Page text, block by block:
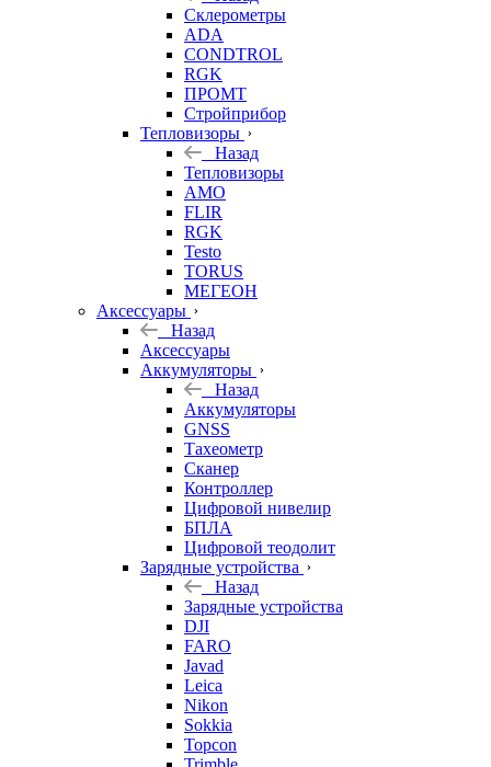
Склерометры
ADA
CONDTROL
RGK
ПРОМТ
Стройприбор
Тепловизоры
Назад
Тепловизоры
AMO
FLIR
RGK
Testo
TORUS
МЕГЕОН
Аксессуары
Назад
Аксессуары
Аккумуляторы
Назад
Аккумуляторы
GNSS
Тахеометр
Сканер
Контроллер
Цифровой нивелир
БПЛА
Цифровой теодолит
Зарядные устройства
Назад
Зарядные устройства
DJI
FARO
Javad
Leica
Nikon
Sokkia
Topcon